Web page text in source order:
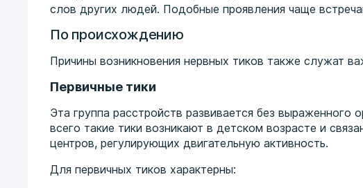
слов других людей. Подобные проявления чаще
По происхождению
Причины возникновения нервных тиков также служат
Первичные тики
Эта группа расстройств развивается без
всего такие тики возникают в детском возрасте и
центров, регулирующих двигательную активность.
Для первичных тиков характерны: